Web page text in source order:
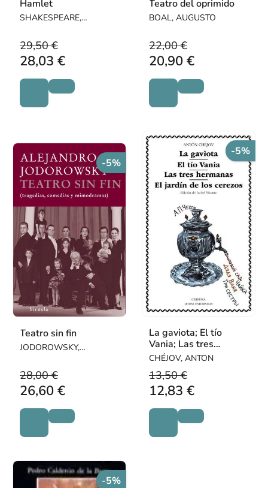
Hamlet
SHAKESPEARE,
29,50 €
28,03 €
Teatro del oprimido
BOAL, AUGUSTO
22,00 €
20,90 €
-5%
Teatro sin fin
JODOROWSKY,
28,00 €
26,60 €
-5%
La gaviota; El tío
Vania; Las tres
hermanas; El jardín de
CHÉJOV, ANTON
13,50 €
12,83 €
-5%